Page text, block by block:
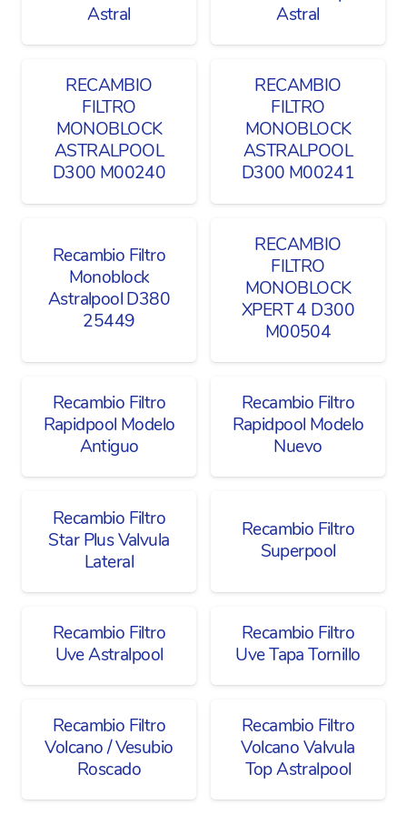
Astral
Astral
RECAMBIO
FILTRO
MONOBLOCK
ASTRALPOOL
D300 M00240
RECAMBIO
FILTRO
MONOBLOCK
ASTRALPOOL
D300 M00241
Recambio Filtro
Monoblock
Astralpool D380
25449
RECAMBIO
FILTRO
MONOBLOCK
XPERT 4 D300
M00504
Recambio Filtro
Rapidpool Modelo
Antiguo
Recambio Filtro
Rapidpool Modelo
Nuevo
Recambio Filtro
Star Plus Valvula
Lateral
Recambio Filtro
Superpool
Recambio Filtro
Uve Astralpool
Recambio Filtro
Uve Tapa Tornillo
Recambio Filtro
Volcano / Vesubio
Roscado
Recambio Filtro
Volcano Valvula
Top Astralpool